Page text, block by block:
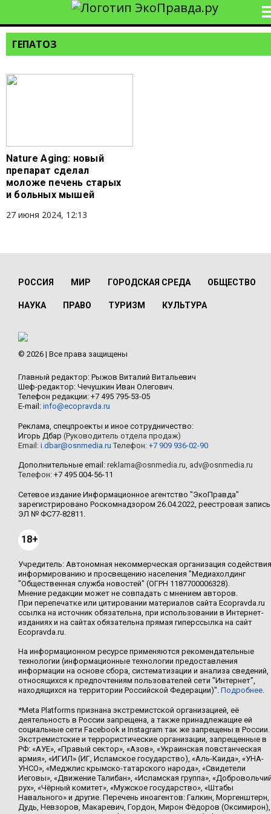
ГЕПАТОЗ
Nature Aging: новый
препарат сделал
моложе печень старых
и больных мышей
27 июня 2024, 12:13
РОССИЯ МИР ГОРОДСКАЯ СРЕДА ОБЩЕСТВО
НАУКА ПРАВО ТУРИЗМ КУЛЬТУРА
© 2026 | Все права защищены
Главный редактор: Рыжов Виталий Витальевич
Шеф-редактор: Чечушкин Иван Олегович.
Телефон редакции: +7 495 795-53-05
E-mail: info@ecopravda.ru
Реклама, спецпроекты и иное сотрудничество:
Игорь Дбар (Руководитель отдела продаж)
Email: i.dbar@osnmedia.ru Телефон: +7 909 936-02-90
Дополнительные email: reklama@osnmedia.ru, adv@osnmedia.ru
Телефон: +7 495 004-56-11
Сетевое издание Информационное агентство "ЭкоПравда"
зарегистрировано Роскомнадзором 26.04.2022, реестровая запись
ЭЛ № ФС77-82811.
18+
Учредитель: Автономная некоммерческая организация содействия
информированию и просвещению населения "Медиахолдинг
"Общественная служба новостей" (ОГРН 1187700006328).
Мнение редакции может не совпадать с мнением авторов.
При перепечатке или цитировании материалов сайта Ecopravda.ru
ссылка на источник обязательна, при использовании в Интернет-
изданиях и на сайтах обязательна прямая гиперссылка на сайт
Ecopravda.ru.
На информационном ресурсе применяются рекомендательные
технологии (информационные технологии предоставления
информации на основе сбора, систематизации и анализа сведений,
относящихся к предпочтениям пользователей сети "Интернет",
находящихся на территории Российской Федерации)". Подробнее.
*Meta Platforms признана экстремистской организацией, её
деятельность в России запрещена, а также принадлежащие ей
социальные сети Facebook и Instagram так же запрещены в России.
Экстремистские и террористические организации, запрещенные в
РФ: «АУЕ», «Правый сектор», «Азов», «Украинская повстанческая
армия», «ИГИЛ» (ИГ, Исламское государство), «Аль-Каида», «УНА-
УНСО», «Меджлис крымско-татарского народа», «Свидетели
Иеговы», «Движение Талибан», «Исламская группа»,
рух», «Чёрный комитет», «Мужское государство», «Штабы
Навального» и другие. Перечень иноагентов: Галкин, Моргенштерн,
Дудь, Невзоров, Макаревич, Гордон, Мирон Фёдоров (Оксимирон),